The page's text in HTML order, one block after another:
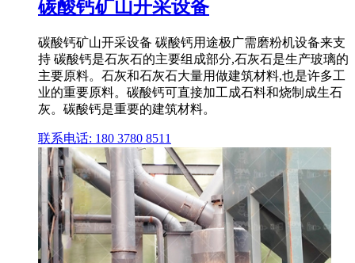
碳酸钙矿山开采设备
碳酸钙矿山开采设备 碳酸钙用途极广需磨粉机设备来支
持 碳酸钙是石灰石的主要组成部分,石灰石是生产玻璃的
主要原料。石灰和石灰石大量用做建筑材料,也是许多工
业的重要原料。碳酸钙可直接加工成石料和烧制成生石
灰。碳酸钙是重要的建筑材料。
联系电话: 180 3780 8511